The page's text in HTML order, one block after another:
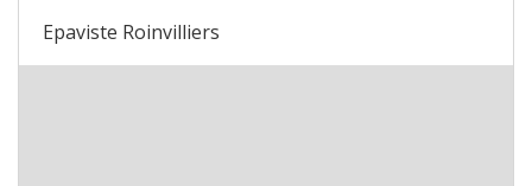
Epaviste Roinvilliers